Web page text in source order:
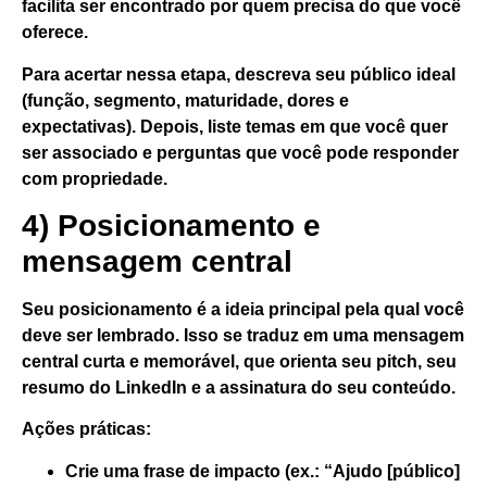
facilita ser encontrado por quem precisa do que você
oferece.
Para acertar nessa etapa, descreva seu público ideal
(função, segmento, maturidade, dores e
expectativas). Depois, liste temas em que você quer
ser associado e perguntas que você pode responder
com propriedade.
4) Posicionamento e
mensagem central
Seu posicionamento é a ideia principal pela qual você
deve ser lembrado. Isso se traduz em uma mensagem
central curta e memorável, que orienta seu pitch, seu
resumo do LinkedIn e a assinatura do seu conteúdo.
Ações práticas:
Crie uma frase de impacto (ex.: “Ajudo [público]